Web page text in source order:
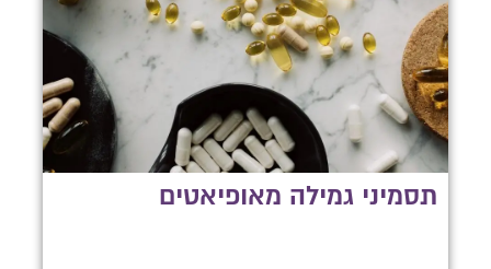
תסמיני גמילה מאופיאטים